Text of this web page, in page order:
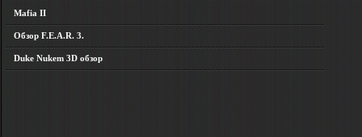
Mafia II
Обзор F.E.A.R. 3.
Duke Nukem 3D обзор